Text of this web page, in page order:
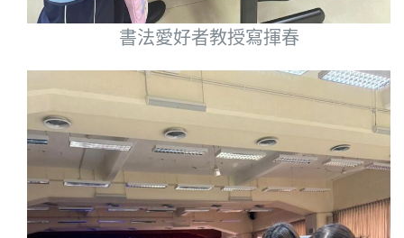
書法愛好者教授寫揮春